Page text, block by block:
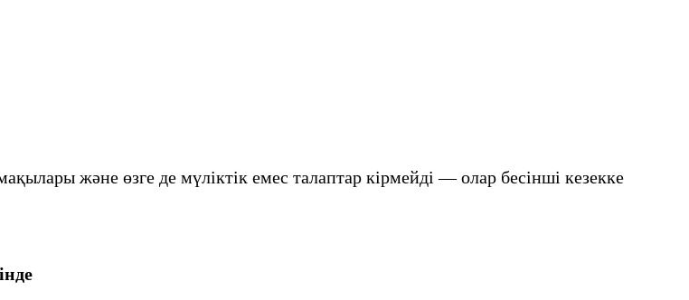
және өзге де мүліктік емес талаптар кірмейді — олар бесінші кезекке